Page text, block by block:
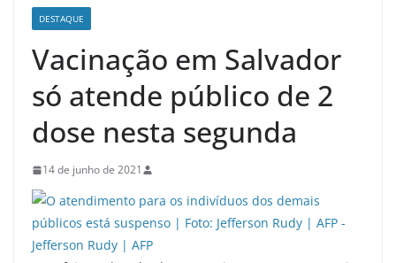
DESTAQUE
Vacinação em Salvador
só atende público de 2
dose nesta segunda
14 de junho de 2021